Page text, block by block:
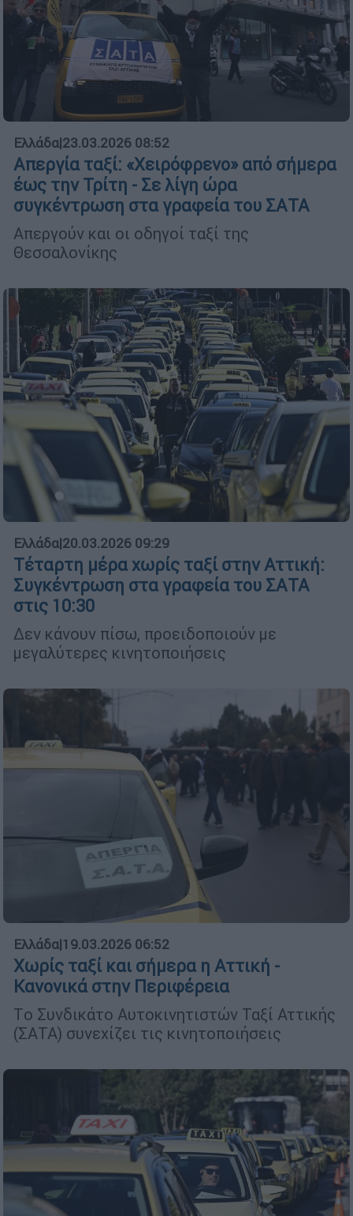
Ελλάδα|23.03.2026 08:52
Απεργία ταξί: «Χειρόφρενο» από σήμερα
έως την Τρίτη - Σε λίγη ώρα
συγκέντρωση στα γραφεία του ΣΑΤΑ
Απεργούν και οι οδηγοί ταξί της
Θεσσαλονίκης
Ελλάδα|20.03.2026 09:29
Τέταρτη μέρα χωρίς ταξί στην Αττική:
Συγκέντρωση στα γραφεία του ΣΑΤΑ
στις 10:30
Δεν κάνουν πίσω, προειδοποιούν με
μεγαλύτερες κινητοποιήσεις
Ελλάδα|19.03.2026 06:52
Χωρίς ταξί και σήμερα η Αττική -
Κανονικά στην Περιφέρεια
Tο Συνδικάτο Αυτοκινητιστών Ταξί Αττικής
(ΣΑΤΑ) συνεχίζει τις κινητοποιήσεις